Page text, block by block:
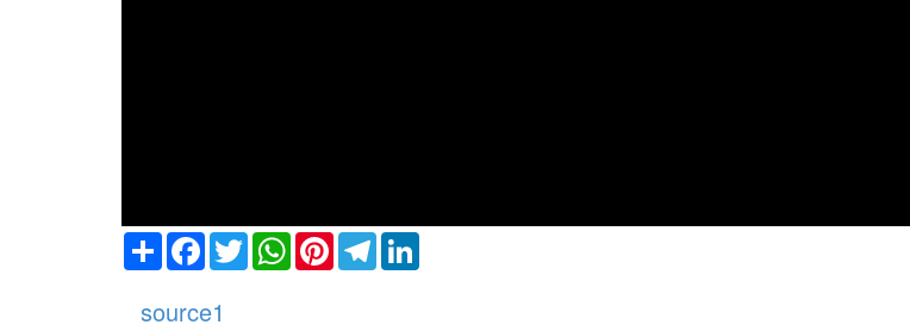
ShareFacebook
TwitterWhatsApp
PinterestTelegram
source1